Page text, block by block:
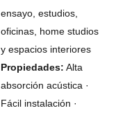
ensayo, estudios,
oficinas, home studios
y espacios interiores
Propiedades: Alta
absorción acústica ·
Fácil instalación ·